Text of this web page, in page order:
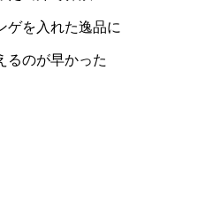
ゲを入れた逸品に
るのが早かった